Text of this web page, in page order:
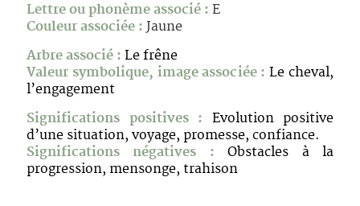
Lettre ou phonème associé : E
Couleur associée : Jaune
Arbre associé : Le frêne
Valeur symbolique, image associée :Le cheval,
l’engagement
Significations positives : Evolution positive
d’une situation, voyage, promesse, confiance.
Significations négatives :
Obstacles à la
progression, mensonge, trahison